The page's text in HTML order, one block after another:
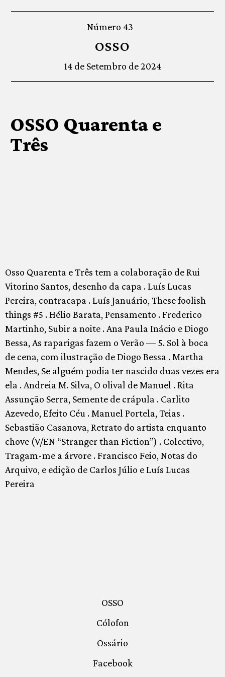
Número 43
OSSO
14 de Setembro de 2024
OSSO Quarenta e
Três
Osso Quarenta e Três tem a colaboração de Rui
Vitorino Santos, desenho da capa . Luís Lucas
Pereira, contracapa . Luís Januário, These foolish
things #5 . Hélio Barata, Pensamento . Frederico
Martinho, Subir a noite . Ana Paula Inácio e Diogo
Bessa, As raparigas fazem o Verão — 5. Sol à boca
de cena, com ilustração de Diogo Bessa . Martha
Mendes, Se alguém podia ter nascido duas vezes era
ela . Andreia M. Silva, O olival de Manuel . Rita
Assunção Serra, Semente de crápula . Carlito
Azevedo, Efeito Céu . Manuel Portela, Teias .
Sebastião Casanova, Retrato do artista enquanto
chove (V/EN “Stranger than Fiction”) . Colectivo,
Tragam-me a árvore . Francisco Feio, Notas do
Arquivo, e edição de Carlos Júlio e Luís Lucas
Pereira
OSSO
Cólofon
Ossário
Facebook